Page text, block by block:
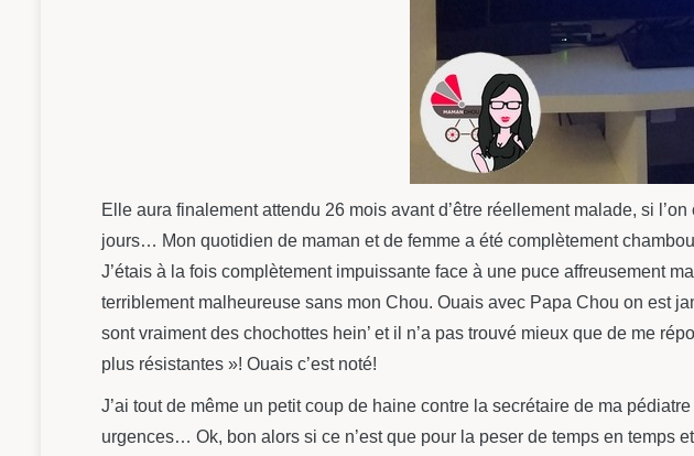
Elle aura finalement attendu 26 mois avant d’être réellement malade, si
jours… Mon quotidien de maman et de femme a été complètement
J’étais à la fois complètement impuissante face à une puce affreusement
terriblement malheureuse sans mon Chou. Ouais avec Papa Chou on est
sont vraiment des chochottes hein’ et il n’a pas trouvé mieux que de me
plus résistantes »! Ouais c’est noté!
J’ai tout de même un petit coup de haine contre la secrétaire de ma
urgences… Ok, bon alors si ce n’est que pour la peser de temps en temps